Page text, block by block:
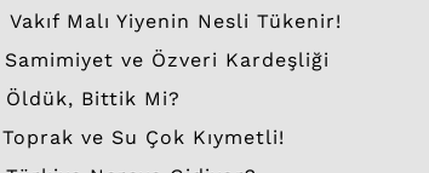
Vakıf Malı Yiyenin Nesli Tükenir!
Samimiyet ve Özveri Kardeşliği
Öldük, Bittik Mi?
Toprak ve Su Çok Kıymetli!